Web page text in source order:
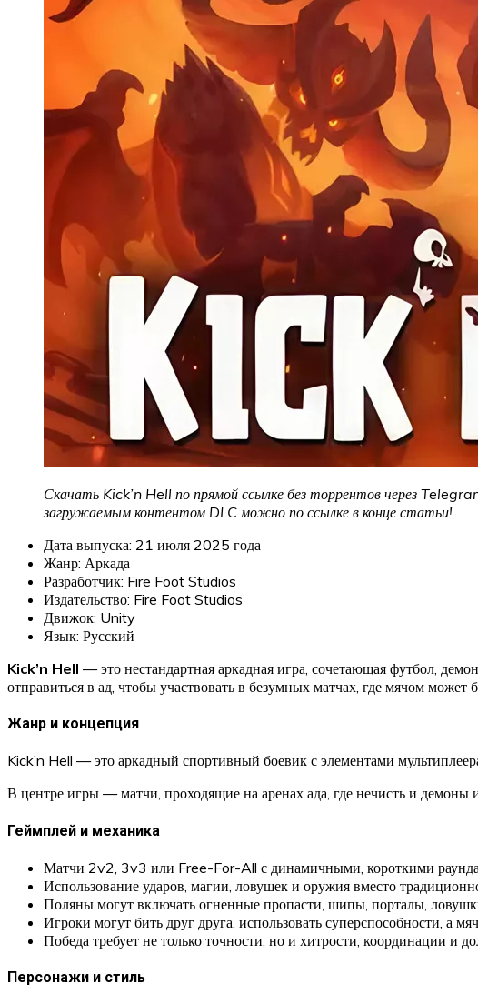
Скачать Kick’n Hell по прямой ссылке без торрентов через
загружаемым контентом DLC можно по ссылке в конце статьи!
Дата выпуска: 21 июля 2025 года
Жанр: Аркада
Разработчик: Fire Foot Studios
Издательство: Fire Foot Studios
Движок: Unity
Язык: Русский
Kick’n Hell — это нестандартная аркадная игра, сочетающая футбол,
отправиться в ад, чтобы участвовать в безумных матчах, где мячом
Жанр и концепция
Kick’n Hell — это аркадный спортивный боевик с элементами
В центре игры — матчи, проходящие на аренах ада, где нечисть и
Геймплей и механика
Матчи 2v2, 3v3 или Free-For-All с динамичными, короткими
Использование ударов, магии, ловушек и оружия вместо
Поляны могут включать огненные пропасти, шипы, порталы,
Игроки могут бить друг друга, использовать суперспособности, а
Победа требует не только точности, но и хитрости, координации и
Персонажи и стиль